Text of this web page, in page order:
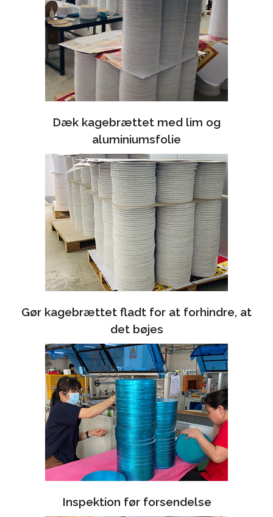
Dæk kagebrættet med lim og
aluminiumsfolie
Gør kagebrættet fladt for at forhindre, at
det bøjes
Inspektion før forsendelse